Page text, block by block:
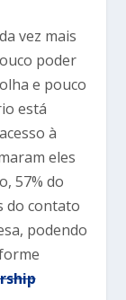
vez mais
poder
e pouco
está
à
eles
57% do
do contato
podendo